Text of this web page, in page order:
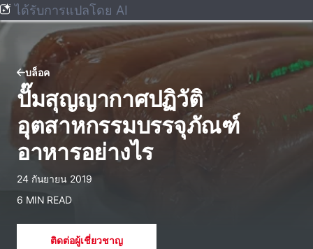
ได้รับการแปลโดย AI
บล็อค
ปั๊มสุญญากาศปฏิวัติ
อุตสาหกรรมบรรจุภัณฑ์
อาหารอย่างไร
24 กันยายน 2019
6 MIN READ
ติดต่อผู้เชี่ยวชาญ